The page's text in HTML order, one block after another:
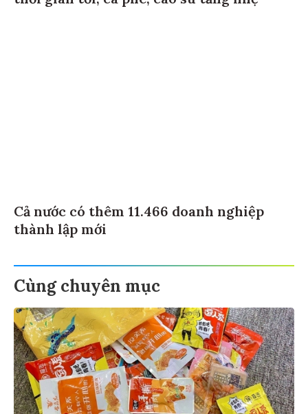
Cả nước có thêm 11.466 doanh nghiệp
thành lập mới
Cùng chuyên mục